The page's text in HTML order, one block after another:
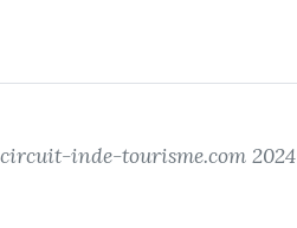
inde-tourisme.com 2024